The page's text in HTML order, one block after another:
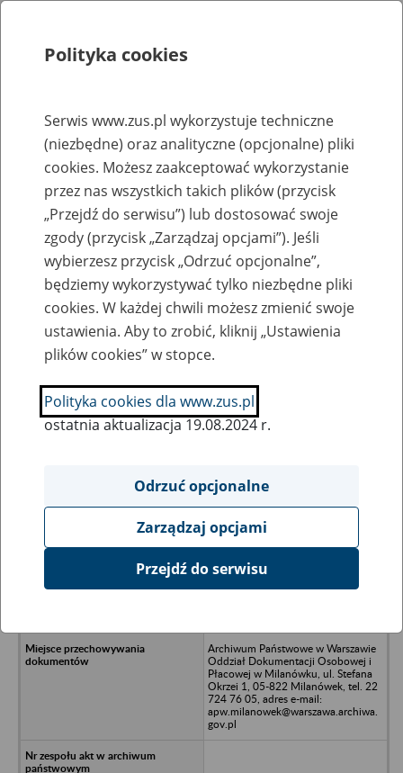
Rejestry, ewidencje i archiwa
Baza zlikwidowanych lub
przekształconych zakładów pracy
Nazwa zakładu pracy:
SZUKAJ
Ukryj wszystkie pozycje bazy
Biuro Projektów Budownictwa
Archiwum Państwowe w Warszawie
Oddział Dokumentacji Osobowej i
Płacowej w Milanówku, ul. Stefana
Okrzei 1, 05-822 Milanówek, tel. 22
724 76 05, adres e-mail:
apw.milanowek@warszawa.archiwa.
gov.pl
Polityka cookies
Serwis www.zus.pl wykorzystuje techniczne
(niezbędne) oraz analityczne (opcjonalne) pliki
cookies. Możesz zaakceptować wykorzystanie
przez nas wszystkich takich plików (przycisk
„Przejdź do serwisu”) lub dostosować swoje
zgody (przycisk „Zarządzaj opcjami”). Jeśli
wybierzesz przycisk „Odrzuć opcjonalne”,
będziemy wykorzystywać tylko niezbędne pliki
cookies. W każdej chwili możesz zmienić swoje
ustawienia. Aby to zrobić, kliknij „Ustawienia
plików cookies” w stopce.
Polityka cookies dla www.zus.pl
ostatnia aktualizacja 19.08.2024 r.
Odrzuć opcjonalne
Zarządzaj opcjami
Przejdź do serwisu